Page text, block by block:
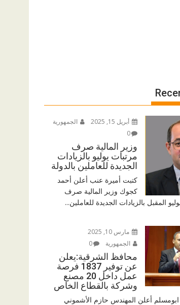
أبريل 15, 2025
الجمهورية
0
وزير المالية صرف
مرتبات يوليو بالزيادات
الجديدة للعاملين بالدولة
كتبت أميرة عنب أعلن أحمد
كجوك وزير المالية صرف
المقبل بالزيادات الجديدة للعاملين...
مارس 10, 2025
الجمهورية
0
محافظ الشرقية:يعلن
عن توفير 1837 فرصة
عمل داخل 20 مصنع
وشركة بالقطاع الخاص
أعلن المهندس حازم الأشموني